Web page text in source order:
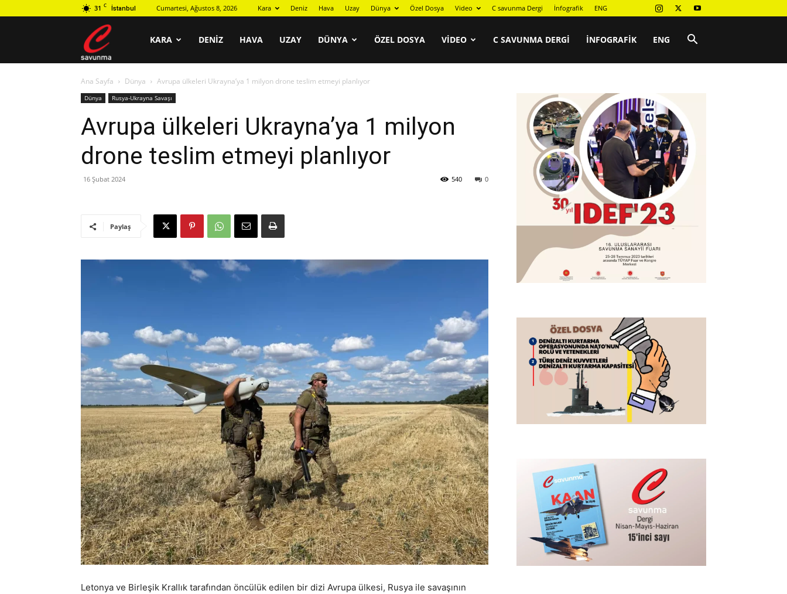
31 C İstanbul Cumartesi, Ağustos 8, 2026 Kara Deniz Hava Uzay Dünya Özel Dosya Video C savunma Dergi İnfografik ENG
savunma
KARA DENIZ HAVA UZAY DÜNYA ÖZEL DOSYA VIDEO C SAVUNMA DERGI İNFOGRAFIK ENG
Ana Sayfa Dünya Avrupa ülkeleri Ukrayna’ya 1 milyon drone teslim etmeyi planlıyor
Dünya Rusya-Ukrayna Savaşı
Avrupa ülkeleri Ukrayna’ya 1 milyon
drone teslim etmeyi planlıyor
16 Şubat 2024 0
540
Paylaş
Letonya ve Birleşik Krallık tarafından öncülük edilen bir dizi Avrupa ülkesi, Rusya ile savaşının